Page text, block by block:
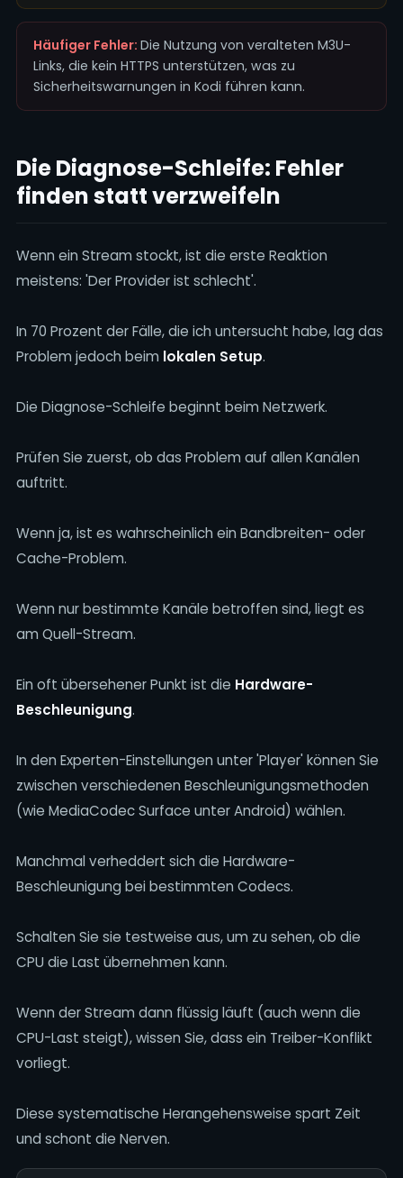
Häufiger Fehler: Die Nutzung von veralteten M3U-
Links, die kein HTTPS unterstützen, was zu
Sicherheitswarnungen in Kodi führen kann.
Die Diagnose-Schleife: Fehler
finden statt verzweifeln
Wenn ein Stream stockt, ist die erste Reaktion
meistens: 'Der Provider ist schlecht'.
In 70 Prozent der Fälle, die ich untersucht habe, lag das
Problem jedoch beim lokalen Setup.
Die Diagnose-Schleife beginnt beim Netzwerk.
Prüfen Sie zuerst, ob das Problem auf allen Kanälen
auftritt.
Wenn ja, ist es wahrscheinlich ein Bandbreiten- oder
Cache-Problem.
Wenn nur bestimmte Kanäle betroffen sind, liegt es
am Quell-Stream.
Ein oft übersehener Punkt ist die Hardware-
Beschleunigung.
In den Experten-Einstellungen unter 'Player' können Sie
zwischen verschiedenen Beschleunigungsmethoden
(wie MediaCodec Surface unter Android) wählen.
Manchmal verheddert sich die Hardware-
Beschleunigung bei bestimmten Codecs.
Schalten Sie sie testweise aus, um zu sehen, ob die
CPU die Last übernehmen kann.
Wenn der Stream dann flüssig läuft (auch wenn die
CPU-Last steigt), wissen Sie, dass ein Treiber-Konflikt
vorliegt.
Diese systematische Herangehensweise spart Zeit
und schont die Nerven.